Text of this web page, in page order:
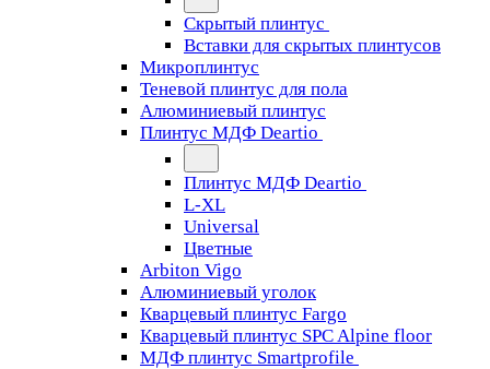
Скрытый плинтус
Вставки для скрытых плинтусов
Микроплинтус
Теневой плинтус для пола
Алюминиевый плинтус
Плинтус МДФ Deartio
Плинтус МДФ Deartio
L-XL
Universal
Цветные
Arbiton Vigo
Алюминиевый уголок
Кварцевый плинтус Fargo
Кварцевый плинтус SPC Alpine floor
МДФ плинтус Smartprofile